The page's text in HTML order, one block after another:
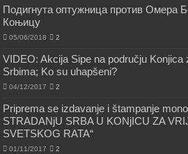
Подигнута оптужница против Омера
Коњицу
05/06/2018 2
VIDEO: Akcija Sipe na području Konjica
Srbima; Ko su uhapšeni?
04/12/2017 2
Priprema se izdavanje i štampanje
STRADANjU SRBA U KONjICU ZA
SVETSKOG RATA“
01/11/2017 2